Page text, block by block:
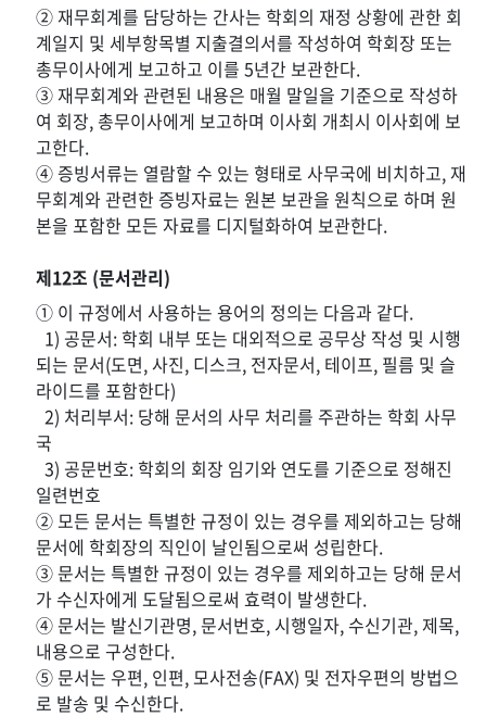
② 재무회계를 담당하는 간사는 학회의 재정 상황에 관한 회
계일지 및 세부항목별 지출결의서를 작성하여 학회장 또는
총무이사에게 보고하고 이를 5년간 보관한다.
③ 재무회계와 관련된 내용은 매월 말일을 기준으로 작성하
여 회장, 총무이사에게 보고하며 이사회 개최시 이사회에 보
고한다.
④ 증빙서류는 열람할 수 있는 형태로 사무국에 비치하고, 재
무회계와 관련한 증빙자료는 원본 보관을 원칙으로 하며 원
본을 포함한 모든 자료를 디지털화하여 보관한다.
제12조 (문서관리)
① 이 규정에서 사용하는 용어의 정의는 다음과 같다.
1) 공문서: 학회 내부 또는 대외적으로 공무상 작성 및 시행
되는 문서(도면, 사진, 디스크, 전자문서, 테이프, 필름 및 슬
라이드를 포함한다)
2) 처리부서: 당해 문서의 사무 처리를 주관하는 학회 사무
국
3) 공문번호: 학회의 회장 임기와 연도를 기준으로 정해진
일련번호
② 모든 문서는 특별한 규정이 있는 경우를 제외하고는 당해
문서에 학회장의 직인이 날인됨으로써 성립한다.
③ 문서는 특별한 규정이 있는 경우를 제외하고는 당해 문서
가 수신자에게 도달됨으로써 효력이 발생한다.
④ 문서는 발신기관명, 문서번호, 시행일자, 수신기관, 제목,
내용으로 구성한다.
⑤ 문서는 우편, 인편, 모사전송(FAX) 및 전자우편의 방법으
로 발송 및 수신한다.